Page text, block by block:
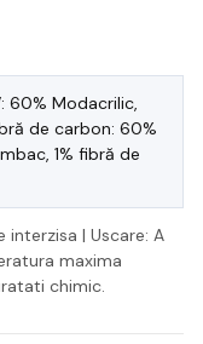
60% Modacrilic,
de carbon: 60%
1% fibră de
interzisa | Uscare: A
maxima
chimic.